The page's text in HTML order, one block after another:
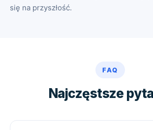
się na przyszłość.
FAQ
Najczęstsze